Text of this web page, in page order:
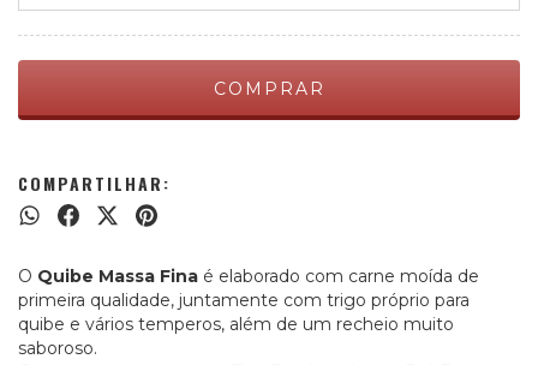
COMPARTILHAR:
O Quibe Massa Fina é elaborado com carne moída de
primeira qualidade, juntamente com trigo próprio para
quibe e vários temperos, além de um recheio muito
saboroso.